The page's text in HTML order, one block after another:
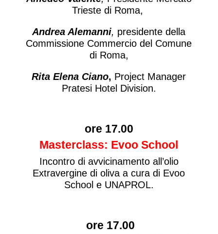
Trieste di Roma,
Andrea Alemanni, presidente della
Commissione Commercio del Comune
di Roma,
Rita Elena Ciano, Project Manager
Pratesi Hotel Division.
ore 17.00
Masterclass: Evoo School
Incontro di avvicinamento all’olio
Extravergine di oliva a cura di Evoo
School e UNAPROL.
ore 17.00